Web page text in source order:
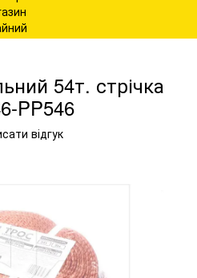
54т. стрічка
PP546
відгук